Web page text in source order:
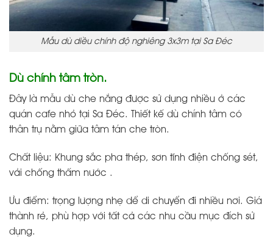
Mẫu dù diều chỉnh độ nghiêng 3x3m tại Sa Đéc
Dù chính tâm tròn.
Đây là mẫu dù che nắng được sử dụng nhiều ở các
quán cafe nhỏ tại Sa Đéc. Thiết kế dù chính tâm có
thân trụ nằm giữa tâm tán che tròn.
Chất liệu: Khung sắc pha thép, sơn tĩnh điện chống sét,
vải chống thấm nước .
Ưu điểm: trọng lượng nhẹ dể di chuyển đi nhiều nơi. Giá
thành rẻ, phù hợp với tất cả các nhu cầu mục đích sử
dụng.